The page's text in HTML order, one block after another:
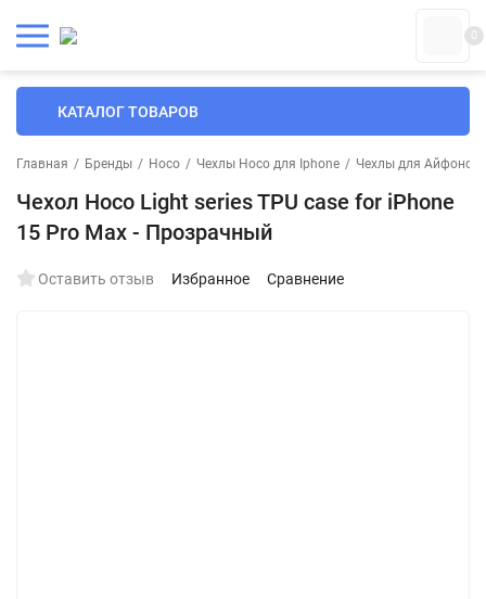
0
КАТАЛОГ ТОВАРОВ
Главная / Бренды / Hoco / Чехлы Hoco для Iphone / Чехлы для Айфонов
Чехол Hoco Light series TPU case for iPhone
15 Pro Max - Прозрачный
Оставить отзыв Избранное Сравнение